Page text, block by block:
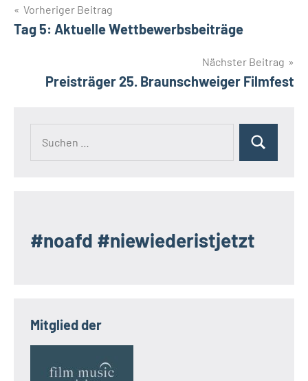
Beitragsnavigation
Vorheriger Beitrag
Tag 5: Aktuelle Wettbewerbsbeiträge
Nächster Beitrag
Preisträger 25. Braunschweiger Filmfest
Suchen
#noafd #niewiederistjetzt
Mitglied der